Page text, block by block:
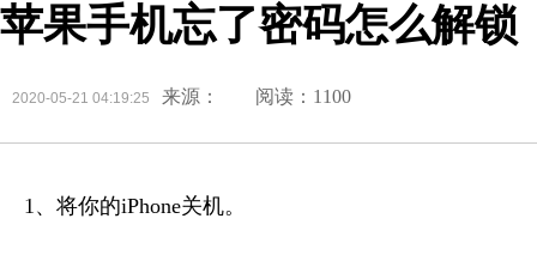
苹果手机忘了密码怎么解锁
2020-05-21 04:19:25 来源： 阅读：1100
1、将你的iPhone关机。